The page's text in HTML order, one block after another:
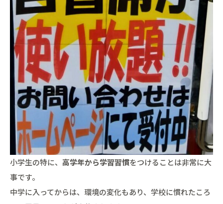
小学生の特に、 高学年から学習習慣をつけることは非常に大
事です。
中学に入ってからは、環境の変化もあり、学校に慣れたころ